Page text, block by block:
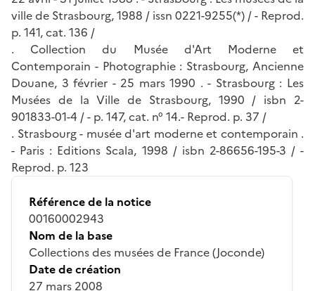
ville de Strasbourg, 1988 / issn 0221-9255(*) / - Reprod.
p. 141, cat. 136 /
. Collection du Musée d'Art Moderne et
Contemporain - Photographie : Strasbourg, Ancienne
Douane, 3 février - 25 mars 1990 . - Strasbourg : Les
Musées de la Ville de Strasbourg, 1990 / isbn 2-
901833-01-4 / - p. 147, cat. n° 14.- Reprod. p. 37 /
. Strasbourg - musée d'art moderne et contemporain .
- Paris : Editions Scala, 1998 / isbn 2-86656-195-3 / -
Reprod. p. 123
Référence de la notice
00160002943
Nom de la base
Collections des musées de France (Joconde)
Date de création
27 mars 2008